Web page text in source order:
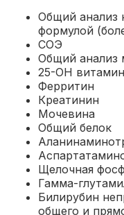
Общий анализ
формулой
СОЭ
Общий анализ
25-OH
Ферритин
Креатинин
Мочевина
Общий белок
Щелочная
Гамма-
Билирубин
общего и